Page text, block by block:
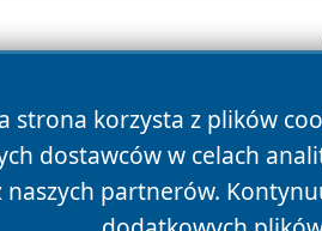
strona korzysta z plików
dostawców w celach
naszych partnerów.